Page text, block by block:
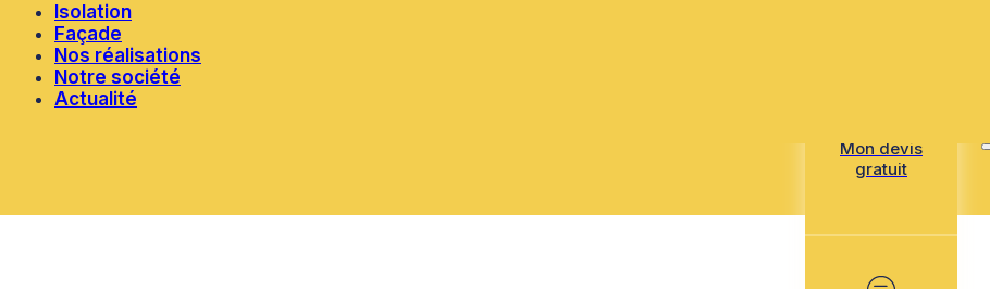
Isolation
Façade
Nos réalisations
Notre société
Actualité
Mon devis
gratuit